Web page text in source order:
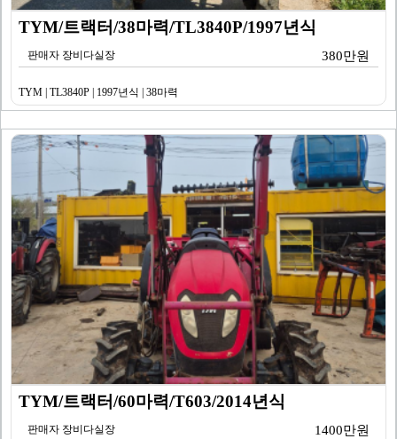
TYM/트랙터/38마력/TL3840P/1997년식
판매자 장비다실장 380만원
TYM | TL3840P | 1997년식 | 38마력
TYM/트랙터/60마력/T603/2014년식
판매자 장비다실장 1400만원